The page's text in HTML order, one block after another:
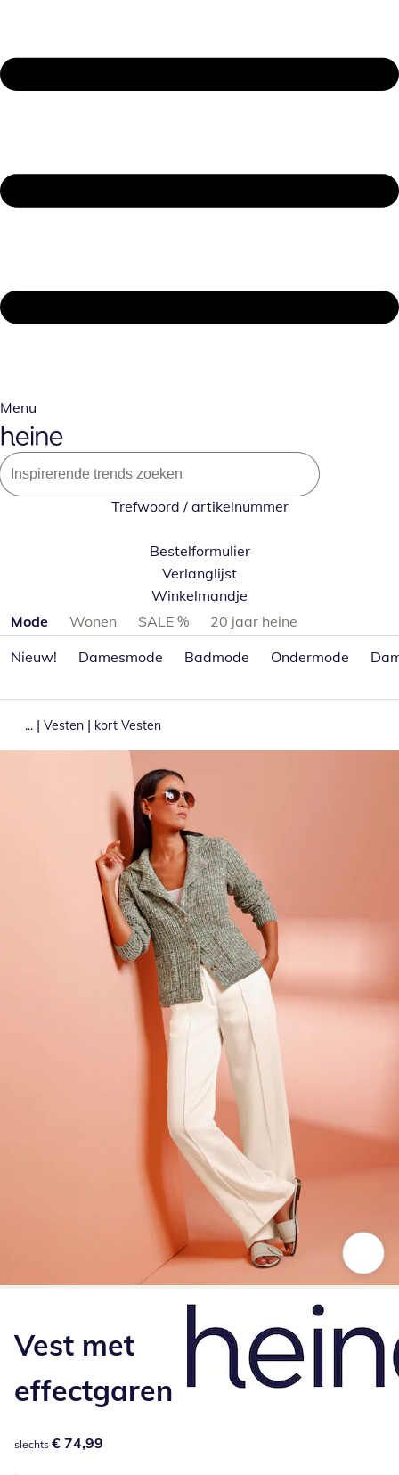
Menu
Trefwoord / artikelnummer
Bestelformulier
Verlanglijst
Winkelmandje
Productcategorieën overslaan
Mode Wonen SALE %
20 jaar heine
Nieuw!
Damesmode Badmode Ondermode
... | Vesten | kort Vesten
Vest met
effectgaren
€ 74,99
slechts € 74,99